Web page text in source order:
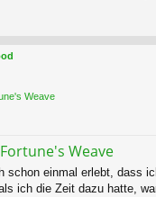
Weave
Weave
schon einmal erlebt, dass
ich die Zeit dazu hatte,